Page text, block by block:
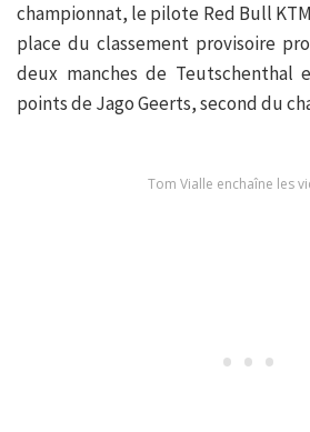
championnat, le pilote Red Bull
place du classement provisoire
deux manches de Teutschenthal
points de Jago Geerts, second du
Tom Vialle enchaîne les